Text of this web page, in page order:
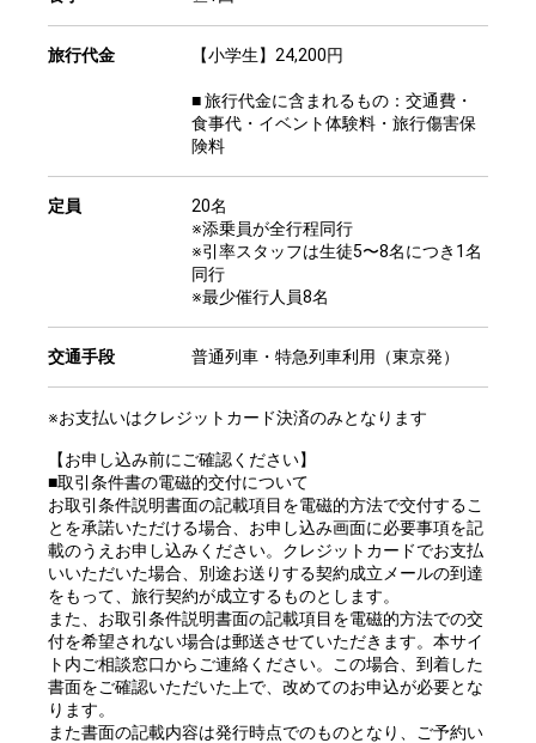
旅行代金 【小学生】24,200円
■ 旅行代金に含まれるもの：交通費・
食事代・イベント体験料・旅行傷害保
険料
定員
20名
※添乗員が全行程同行
※引率スタッフは生徒5〜8名につき1名
同行
※最少催行人員8名
交通手段 普通列車・特急列車利用（東京発）
※お支払いはクレジットカード決済のみとなります
【お申し込み前にご確認ください】
■取引条件書の電磁的交付について
お取引条件説明書面の記載項目を電磁的方法で交付するこ
とを承諾いただける場合、お申し込み画面に必要事項を記
載のうえお申し込みください。クレジットカードでお支払
いいただいた場合、別途お送りする契約成立メールの到達
をもって、旅行契約が成立するものとします。
また、お取引条件説明書面の記載項目を電磁的方法での交
付を希望されない場合は郵送させていただきます。本サイ
ト内ご相談窓口からご連絡ください。この場合、到着した
書面をご確認いただいた上で、改めてのお申込が必要とな
ります。
また書面の記載内容は発行時点でのものとなり、ご予約い